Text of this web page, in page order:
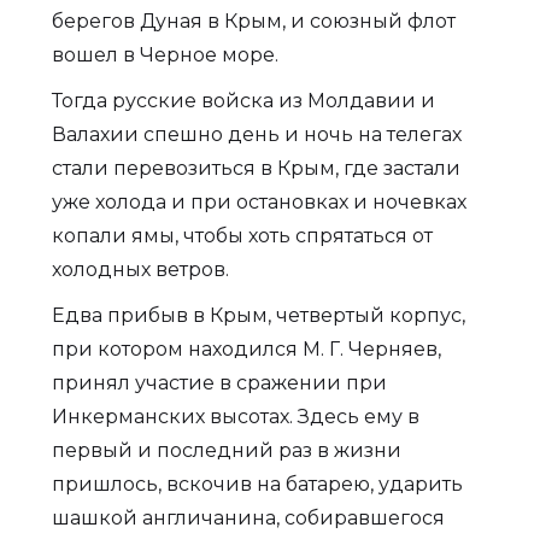
берегов Дуная в Крым, и союзный флот
вошел в Черное море.
Тогда русские войска из Молдавии и
Валахии спешно день и ночь на телегах
стали перевозиться в Крым, где застали
уже холода и при остановках и ночевках
копали ямы, чтобы хоть спрятаться от
холодных ветров.
Едва прибыв в Крым, четвертый корпус,
при котором находился М. Г. Черняев,
принял участие в сражении при
Инкерманских высотах. Здесь ему в
первый и последний раз в жизни
пришлось, вскочив на батарею, ударить
шашкой англичанина, собиравшегося